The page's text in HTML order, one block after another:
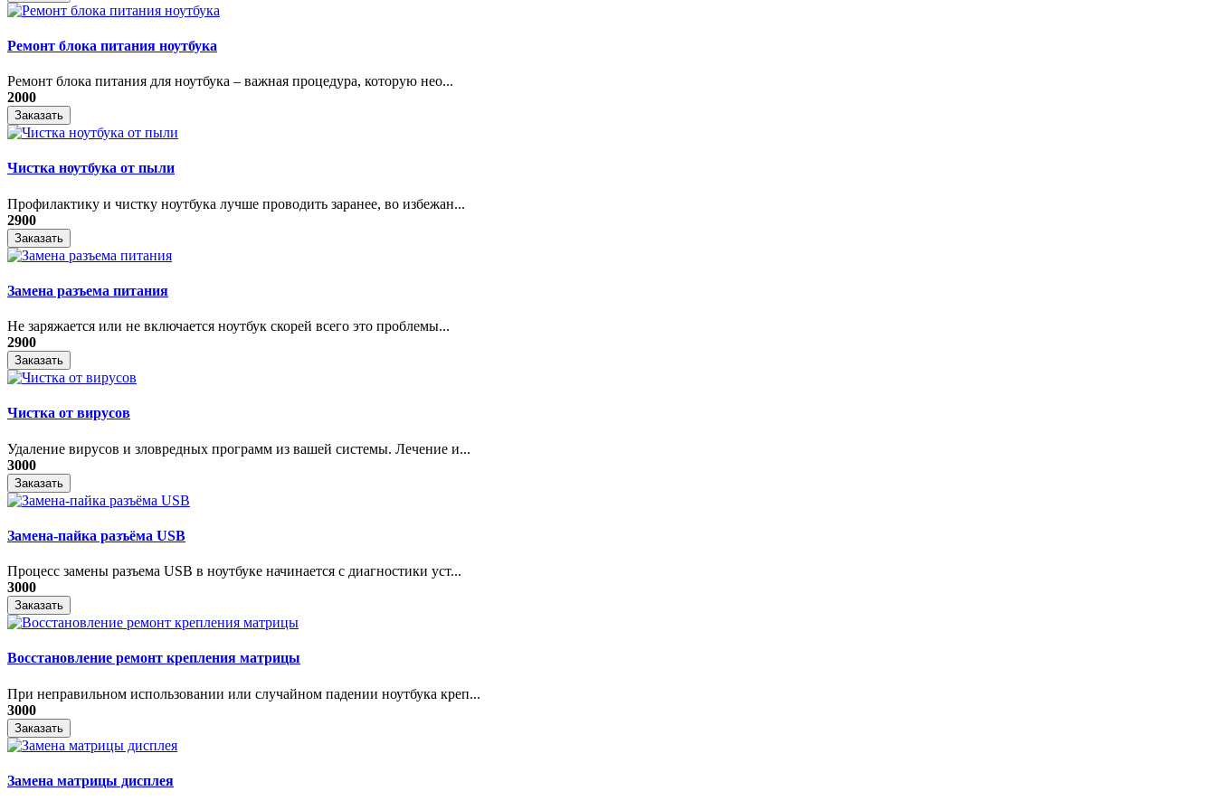
Ремонт блока питания ноутбука
​Ремонт блока питания для ноутбука – важная процедура, которую нео...
2000
Заказать
Чистка ноутбука от пыли
Профилактику и чистку ноутбука лучше проводить заранее, во избежан...
2900
Заказать
Замена разъема питания
Не заряжается или не включается ноутбук скорей всего это проблемы...
2900
Заказать
Чистка от вирусов
Удаление вирусов и зловредных программ из вашей системы. Лечение и...
3000
Заказать
Замена-пайка разъёма USB
Процесс замены разъема USB в ноутбуке начинается с диагностики уст...
3000
Заказать
Восстановление ремонт крепления матрицы
При неправильном использовании или случайном падении ноутбука креп...
3000
Заказать
Замена матрицы дисплея